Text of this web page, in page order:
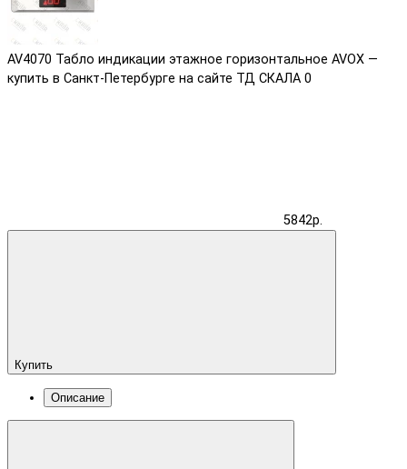
AV4070 Табло индикации этажное горизонтальное AVOX —
купить в Санкт-Петербурге на сайте ТД СКАЛА 0
5842р.
Купить
Описание